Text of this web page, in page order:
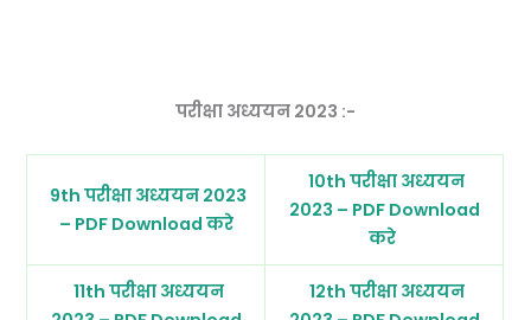
परीक्षा अध्ययन 2023 :-
9th परीक्षा अध्ययन 2023
– PDF Download करे
10th परीक्षा अध्ययन
2023 – PDF Download
करे
11th परीक्षा अध्ययन
12th परीक्षा अध्ययन